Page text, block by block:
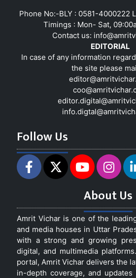
Phone No:-BLY : 0581-4000222
Timings : Mon- Sat,
Contact us:
EDITORIAL
In case of any information
the site please
Follow Us
About Us
Amrit Vichar is one of the
and media houses in Uttar
with a strong and growing
digital, and multimedia
portal, Amrit Vichar delivers the
in-depth coverage, and